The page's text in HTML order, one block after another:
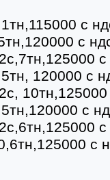
с
с
120000 с
с
с